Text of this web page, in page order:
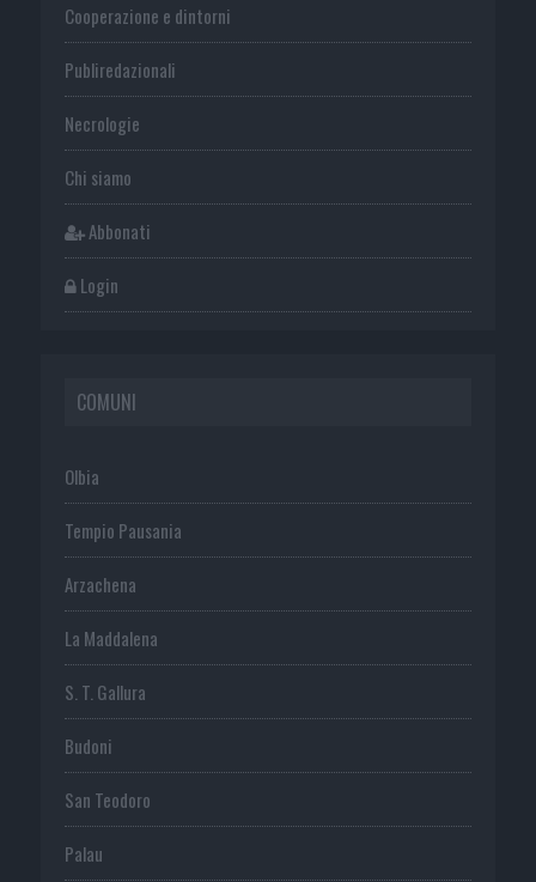
Cooperazione e dintorni
Publiredazionali
Necrologie
Chi siamo
Abbonati
Login
COMUNI
Olbia
Tempio Pausania
Arzachena
La Maddalena
S. T. Gallura
Budoni
San Teodoro
Palau